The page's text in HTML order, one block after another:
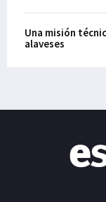
Una misión
alaveses